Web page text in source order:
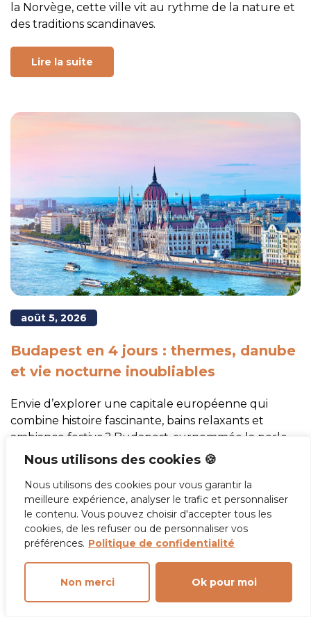
Nous utilisons des cookies 🍪
Nous utilisons des cookies pour vous garantir la
meilleure expérience, analyser le trafic et personnaliser
le contenu. Vous pouvez choisir d'accepter tous les
cookies, de les refuser ou de personnaliser vos
préférences. Politique de confidentialité
Non merci Ok pour moi
la Norvège, cette ville vit au rythme de la nature et
des traditions scandinaves.
Lire la suite
août 5, 2026
Budapest en 4 jours : thermes, danube
et vie nocturne inoubliables
Envie d’explorer une capitale européenne qui
combine histoire fascinante, bains relaxants et
ambiance festive ? Budapest, surnommée la perle
du Danube, ne cesse de charmer ceux qui s’y
Lire la suite